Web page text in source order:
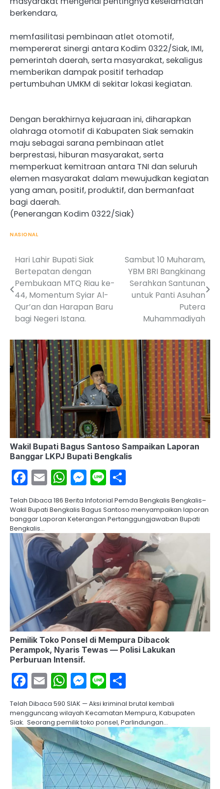
berkendara,
memfasilitasi pembinaan atlet otomotif,
mempererat sinergi antara Kodim 0322/Siak, IMI,
pemerintah daerah, serta masyarakat, sekaligus
memberikan dampak positif terhadap
pertumbuhan UMKM di sekitar lokasi kegiatan.
Dengan berakhirnya kejuaraan ini, diharapkan
olahraga otomotif di Kabupaten Siak semakin
maju sebagai sarana pembinaan atlet
berprestasi, hiburan masyarakat, serta
memperkuat kemitraan antara TNI dan seluruh
elemen masyarakat dalam mewujudkan kegiatan
yang aman, positif, produktif, dan bermanfaat
bagi daerah.
(Penerangan Kodim 0322/Siak)
NASIONAL
Post
navigation
Hari Lahir Bupati Siak
Bertepatan dengan
Pembukaan MTQ Riau ke-
44, Momentum Syiar Al-
Qur’an dan Harapan Baru
bagi Negeri Istana.
Sambut 10 Muharam,
YBM BRI Bangkinang
Serahkan Santunan
untuk Panti Asuhan
Putera
Muhammadiyah
Wakil Bupati Bagus Santoso Sampaikan Laporan
Banggar LKPJ Bupati Bengkalis
Facebook
EmailWhatsApp
Messenger
Line
Telah Dibaca 186 Berita Infotorial Pemda Bengkalis Bengkalis–
Wakil Bupati Bengkalis Bagus Santoso menyampaikan laporan
banggar Laporan Keterangan Pertanggungjawaban Bupati
Bengkalis…
Pemilik Toko Ponsel di Mempura Dibacok
Perampok, Nyaris Tewas — Polisi Lakukan
Perburuan Intensif.
Facebook
EmailWhatsApp
Messenger
Line
Telah Dibaca 590 SIAK — Aksi kriminal brutal kembali
mengguncang wilayah Kecamatan Mempura, Kabupaten
Siak. Seorang pemilik toko ponsel, Parlindungan…